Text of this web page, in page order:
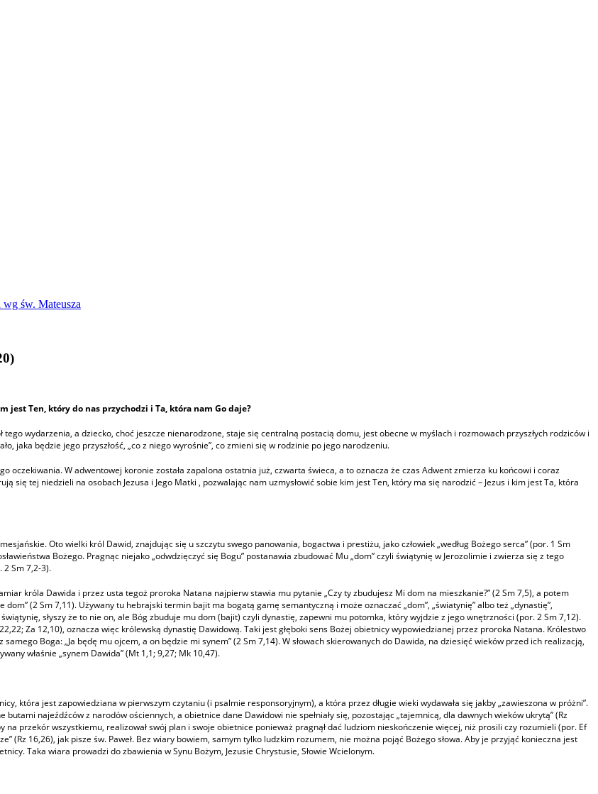
św. Mateusza
jest Ten, który do nas przychodzi i Ta, która nam Go daje?
wydarzenia, a dziecko, choć jeszcze nienarodzone, staje się centralną postacią domu, jest obecne w myślach i rozmowach przyszłych rodziców i
jaka będzie jego przyszłość, „co z niego wyrośnie”, co zmieni się w rodzinie po jego narodzeniu.
W adwentowej koronie została zapalona ostatnia już, czwarta świeca, a to oznacza że czas Adwent zmierza ku końcowi i coraz
się tej niedzieli na osobach Jezusa i Jego Matki , pozwalając nam uzmysłowić sobie kim jest Ten, który ma się narodzić – Jezus i kim jest Ta, która
Oto wielki król Dawid, znajdując się u szczytu swego panowania, bogactwa i prestiżu, jako człowiek „według Bożego serca” (por. 1 Sm
Bożego. Pragnąc niejako „odwdzięczyć się Bogu” postanawia zbudować Mu „dom” czyli świątynię w Jerozolimie i zwierza się z tego
Sm 7,2-3).
króla Dawida i przez usta tegoż proroka Natana najpierw stawia mu pytanie „Czy ty zbudujesz Mi dom na mieszkanie?” (2 Sm 7,5), a potem
(2 Sm 7,11). Używany tu hebrajski termin bajit ma bogatą gamę semantyczną i może oznaczać „dom”, „światynię” albo też „dynastię”,
słyszy że to nie on, ale Bóg zbuduje mu dom (bajit) czyli dynastię, zapewni mu potomka, który wyjdzie z jego wnętrzności (por. 2 Sm 7,12).
Za 12,10), oznacza więc królewską dynastię Dawidową. Taki jest głęboki sens Bożej obietnicy wypowiedzianej przez proroka Natana. Królestwo
Boga: „Ja będę mu ojcem, a on będzie mi synem” (2 Sm 7,14). W słowach skierowanych do Dawida, na dziesięć wieków przed ich realizacją,
właśnie „synem Dawida” (Mt 1,1; 9,27; Mk 10,47).
która jest zapowiedziana w pierwszym czytaniu (i psalmie responsoryjnym), a która przez długie wieki wydawała się jakby „zawieszona w próżni”.
najeźdźców z narodów ościennych, a obietnice dane Dawidowi nie spełniały się, pozostając „tajemnicą, dla dawnych wieków ukrytą” (Rz
przekór wszystkiemu, realizował swój plan i swoje obietnice ponieważ pragnął dać ludziom nieskończenie więcej, niż prosili czy rozumieli (por. Ef
(Rz 16,26), jak pisze św. Paweł. Bez wiary bowiem, samym tylko ludzkim rozumem, nie można pojąć Bożego słowa. Aby je przyjąć konieczna jest
Taka wiara prowadzi do zbawienia w Synu Bożym, Jezusie Chrystusie, Słowie Wcielonym.